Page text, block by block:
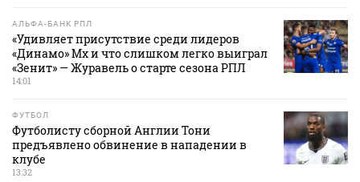
АЛЬФА-БАНК РПЛ
«Удивляет присутствие среди лидеров
«Динамо» Мх и что слишком легко выиграл
«Зенит» — Журавель о старте сезона РПЛ
14:01
ФУТБОЛ
Футболисту сборной Англии Тони
предъявлено обвинение в нападении в
клубе
13:32